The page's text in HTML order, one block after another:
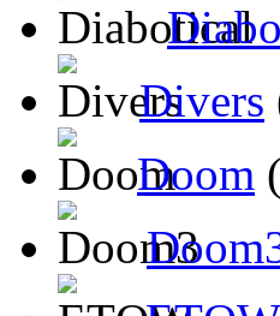
Divers
Doom